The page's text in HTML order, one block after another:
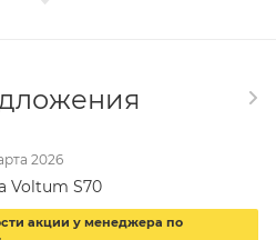
2026
Voltum S70
акции у менеджера по